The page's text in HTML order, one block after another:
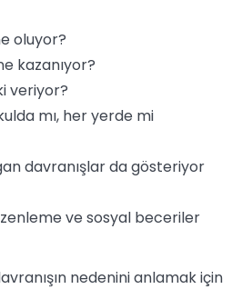
oluyor?
kazanıyor?
veriyor?
mı, her yerde mi
davranışlar da gösteriyor
ve sosyal beceriler
nedenini anlamak için